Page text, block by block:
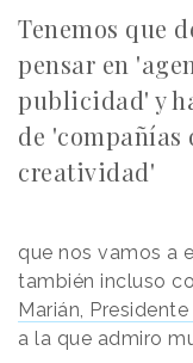
Tenemos que
pensar en
publicidad' y
de 'compañías
creatividad'
que nos vamos a
también incluso
Marián,
a la que admiro